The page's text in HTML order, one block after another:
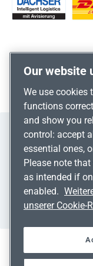
Our website
We use cookies
functions
and show you
control: accept
essential ones,
Please note
as intended if
enabled.
unserer Cookie-